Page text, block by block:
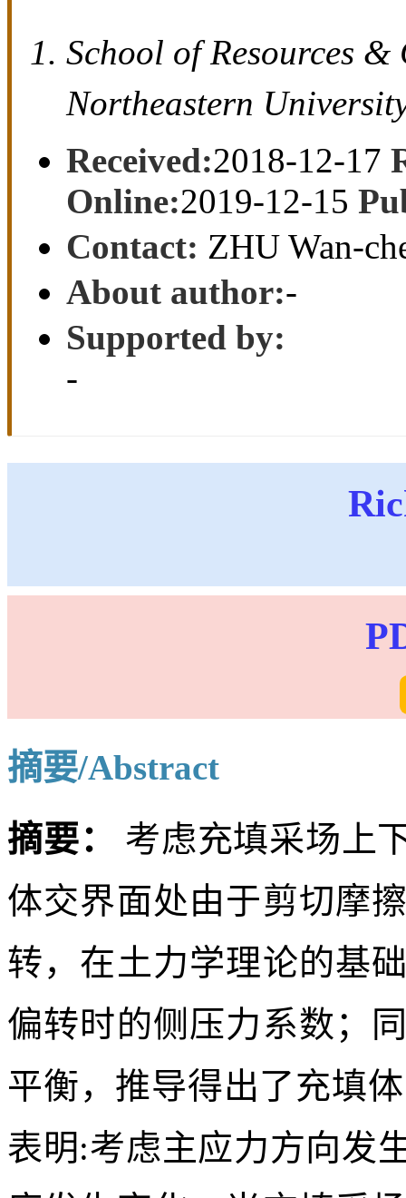
A Comparative Study on
Through Theoretical and
YAN Bao-xu， ZHU
wen
School of Resources
Received:2018-12-17
2019-12-15
About author:-
摘要/Abstract
摘要： 考虑充填采场上